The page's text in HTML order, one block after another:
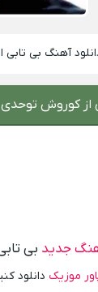
آهنگ بی
از کوروش توحدی
جدید بی
موزیک دانلود